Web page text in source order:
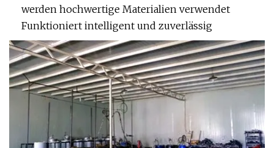
werden hochwertige Materialien verwendet
Funktioniert intelligent und zuverlässig